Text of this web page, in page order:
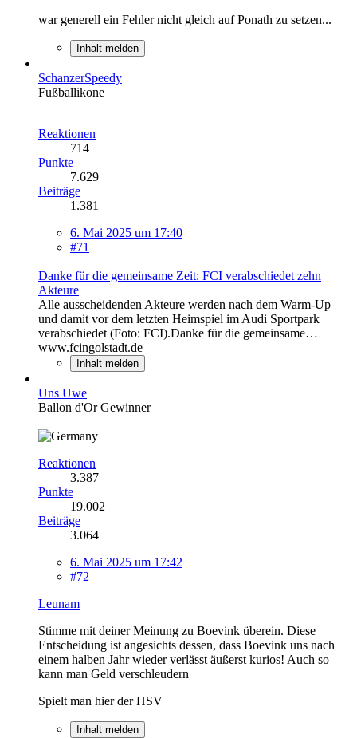
war generell ein Fehler nicht gleich auf Ponath zu setzen...
Inhalt melden
SchanzerSpeedy
Fußballikone
Reaktionen
714
Punkte
7.629
Beiträge
1.381
6. Mai 2025 um 17:40
#71
Danke für die gemeinsame Zeit: FCI verabschiedet zehn
Akteure
Alle ausscheidenden Akteure werden nach dem Warm-Up
und damit vor dem letzten Heimspiel im Audi Sportpark
verabschiedet (Foto: FCI).Danke für die gemeinsame…
www.fcingolstadt.de
Inhalt melden
Uns Uwe
Ballon d'Or Gewinner
Reaktionen
3.387
Punkte
19.002
Beiträge
3.064
6. Mai 2025 um 17:42
#72
Leunam
Stimme mit deiner Meinung zu Boevink überein. Diese
Entscheidung ist angesichts dessen, dass Boevink uns nach
einem halben Jahr wieder verlässt äußerst kurios! Auch so
kann man Geld verschleudern
Spielt man hier der HSV
Inhalt melden